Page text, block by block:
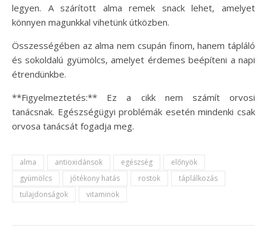
legyen. A szárított alma remek snack lehet, amelyet
könnyen magunkkal vihetünk útközben.
Összességében az alma nem csupán finom, hanem tápláló
és sokoldalú gyümölcs, amelyet érdemes beépíteni a napi
étrendünkbe.
**Figyelmeztetés:** Ez a cikk nem számít orvosi
tanácsnak. Egészségügyi problémák esetén mindenki csak
orvosa tanácsát fogadja meg.
alma antioxidánsok egészség
előnyök
gyümölcs
jótékony hatás rostok
táplálkozás
tulajdonságok
vitaminok